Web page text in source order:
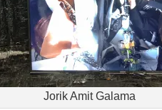
Jorik Amit Galama